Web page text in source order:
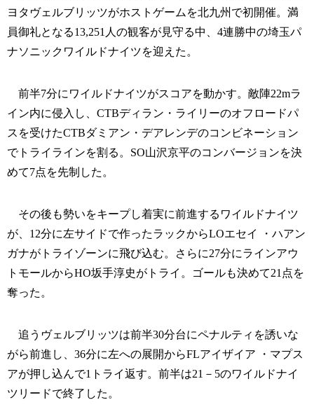
ヨタヴェルブリッツがホストゲームを北九州で初開催。満
員御礼となる13,251人の観客が見守る中、4連勝中の埼玉パ
ナソニックワイルドナイツを迎えた。
前半7分にワイルドナイツがスコアを動かす。敵陣22mラ
イン内に侵入し、CTBディラン・ライリーのオフロードパ
スを受けたCTBダミアン・デアレンデのコンビネーション
でトライラインを割る。SO山沢京平のコンバージョンを決
めて7点を先制した。
その後も勢いをキープし着実に前進するワイルドナイツ
が、12分に左サイドで作ったラックからLOエセイ ・ハアン
ガナがトライゾーンに飛び込む。さらに27分にラインアウ
トモールからHO坂手淳史がトライ。ゴールも決めて21点を
奪った。
追うヴェルブリッツは前半30分台にペナルティを誘いな
がら前進し、36分に左への展開からFLアイザイア ・マプス
アが押し込んで1トライ返す。前半は21－5のワイルドナイ
ツリードで終了した。